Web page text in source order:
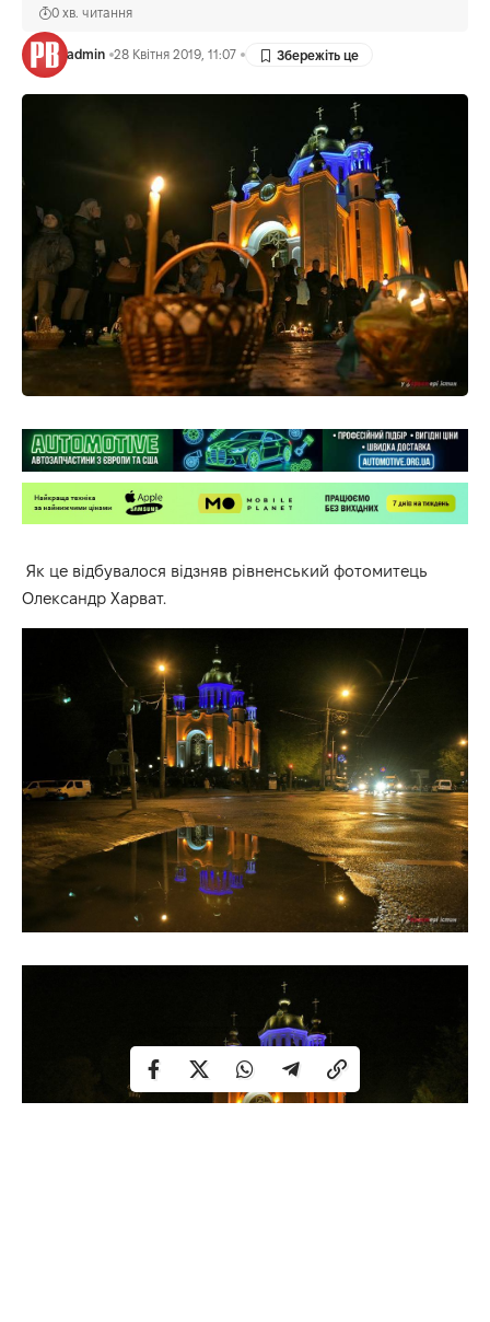
admin 28 Квітня 2019, 11:07
0 хв. читання
Як це відбувалося відзняв рівненський фотомитець
Олександр Харват.